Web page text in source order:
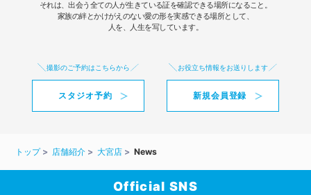
それは、出会う全ての人が生きている証を確認できる場所になること。
家族の絆とかけがえのない愛の形を実感できる場所として、
人を、人生を写しています。
撮影のご予約はこちらから
スタジオ予約
お役立ち情報をお送りします
新規会員登録
トップ 店舗紹介 大宮店 News
Official SNS